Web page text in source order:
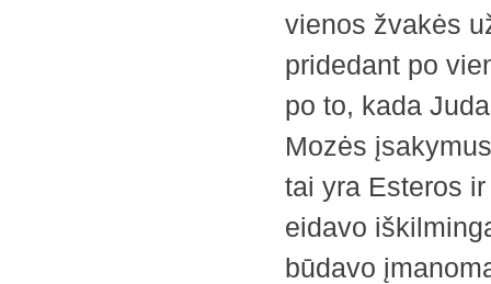
vienos žvakės
pridedant po
po to, kada
Mozės
tai yra Esteros
eidavo
būdavo